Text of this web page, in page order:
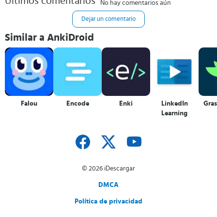
No hay comentarios aún
Dejar un comentario
Similar a AnkiDroid
Falou Encode Enki
LinkedIn
Learning
© 2026 iDescargar
DMCA
Política de privacidad